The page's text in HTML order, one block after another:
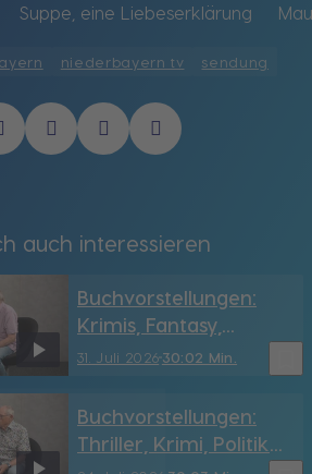
Suppe, eine Liebeserklärung
niederbayern tv sendung
auch interessieren
31. Juli 202630:02 Min.
Buchvorstellungen:
Krimis, Fantasy,
Geschichte & mehr
Buchvorstellungen:
Thriller, Krimi, Politik